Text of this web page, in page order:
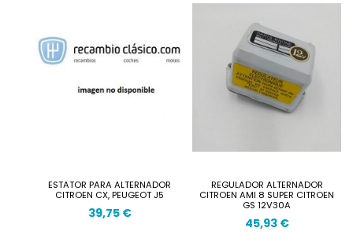
ESTATOR PARA ALTERNADOR
CITROEN CX, PEUGEOT J5
39,75 €
REGULADOR ALTERNADOR
CITROEN AMI 8 SUPER CITROEN
GS 12V30A
45,93 €